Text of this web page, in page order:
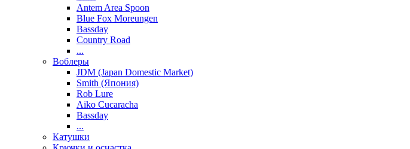
Antem Area Spoon
Blue Fox Moreungen
Bassday
Country Road
...
Воблеры
JDM (Japan Domestic Market)
Smith (Япония)
Rob Lure
Aiko Cucaracha
Bassday
...
Катушки